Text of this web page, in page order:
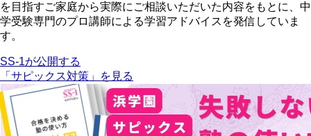
を目指すご家庭から実際にご相談いただいた内容をもとに、中
学受験専門のプロ講師による学習アドバイスを発信していま
す。
SS-1が公開する
「サピックス対策」を見る